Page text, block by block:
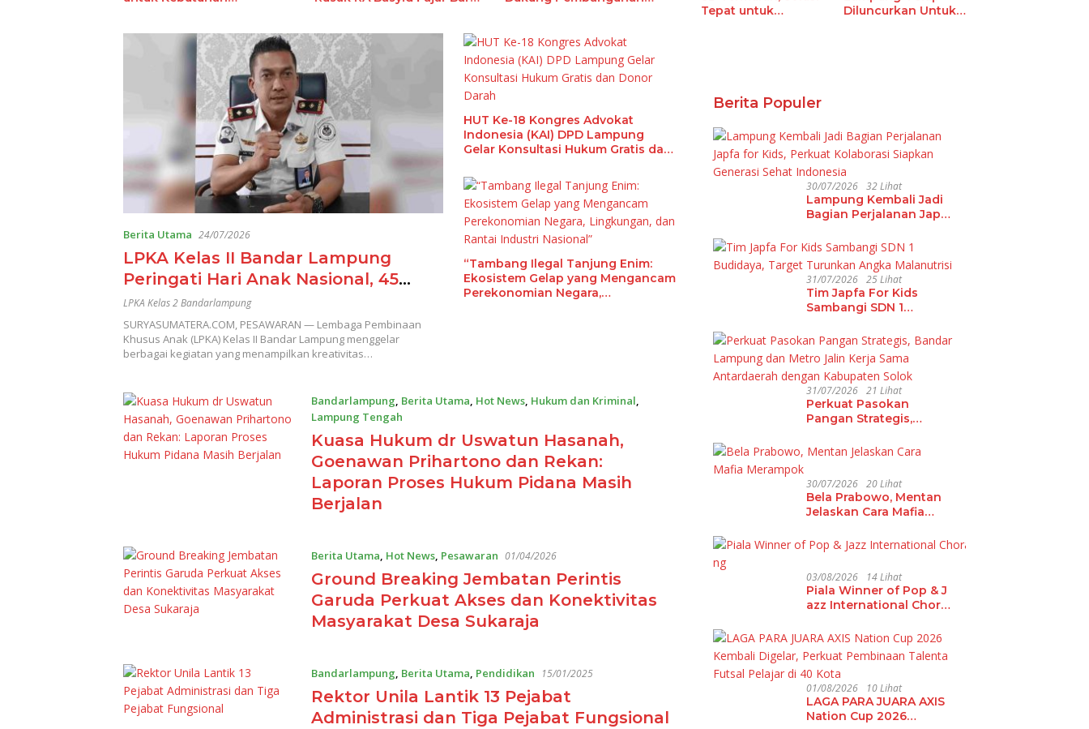
Terendah di Sumatera
Guru dan Tenaga Pendidik
Berita Utama 24/07/2026
LPKA Kelas II Bandar Lampung
Peringati Hari Anak Nasional, 45
Anak Mendapat Remisi
LPKA Kelas 2 Bandarlampung
SURYASUMATERA.COM, PESAWARAN — Lembaga Pembinaan
Khusus Anak (LPKA) Kelas II Bandar Lampung menggelar
berbagai kegiatan yang menampilkan kreativitas…
HUT Ke-18 Kongres Advokat
Indonesia (KAI) DPD Lampung
Gelar Konsultasi Hukum Gratis dan
“Tambang Ilegal Tanjung Enim:
Ekosistem Gelap yang Mengancam
Perekonomian Negara,
Bandarlampung, Berita Utama, Hot News, Hukum dan Kriminal,
Lampung Tengah
14/04/2026
Kuasa Hukum dr Uswatun Hasanah,
Goenawan Prihartono dan Rekan:
Laporan Proses Hukum Pidana Masih
Berjalan
Berita Utama, Hot News, Pesawaran 01/04/2026
Ground Breaking Jembatan Perintis
Garuda Perkuat Akses dan Konektivitas
Masyarakat Desa Sukaraja
Bandarlampung, Berita Utama, Pendidikan 15/01/2025
Rektor Unila Lantik 13 Pejabat
Administrasi dan Tiga Pejabat Fungsional
Pemkab Pesisir
Barat Wujudkan
Inklusi Keuangan
Nyata: 15 Guru dan
Tenaga Pendidik
Terima Polis
Asuransi Jiwa
Tepat untuk
Diluncurkan Untuk
Berita Populer
30/07/2026 32 Lihat
Lampung Kembali Jadi
Bagian Perjalanan Japfa
Kolaborasi Siapkan
Generasi Sehat
Indonesia
31/07/2026 25 Lihat
Tim Japfa For Kids
Sambangi SDN 1
Turunkan Angka
Malanutrisi
31/07/2026 21 Lihat
Perkuat Pasokan
Pangan Strategis,
Metro Jalin Kerja Sama
Antardaerah dengan
Kabupaten Solok
30/07/2026 20 Lihat
Bela Prabowo, Mentan
Jelaskan Cara Mafia
03/08/2026 14 Lihat
Piala Winner of Pop & J
azz International Choral
ampung
01/08/2026 10 Lihat
LAGA PARA JUARA AXIS
Nation Cup 2026